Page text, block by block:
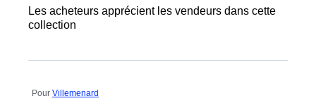
Les acheteurs apprécient les vendeurs dans cette
collection
Pour Villemenard